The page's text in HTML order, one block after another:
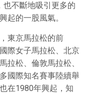
也不斷地吸引更多的
起的一股風氣。
東京馬拉松的前
際女子馬拉松、北京
拉松、倫敦馬拉松、
國際知名賽事陸續舉
在1980年興起，知